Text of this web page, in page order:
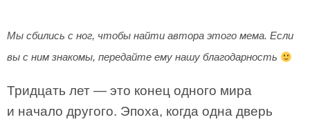
Мы сбились с ног, чтобы найти автора этого мема. Если
вы с ним знакомы, передайте ему нашу благодарность
Тридцать лет — это конец одного мира
и начало другого. Эпоха, когда одна дверь